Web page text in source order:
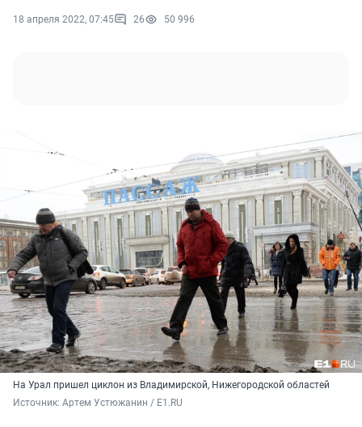
18 апреля 2022, 07:45 26 50 996
На Урал пришел циклон из Владимирской, Нижегородской областей
Источник: Артем Устюжанин / E1.RU